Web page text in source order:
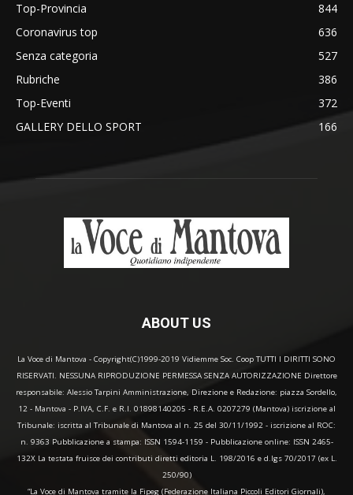
Top-Provincia
844
Coronavirus top
636
Senza categoria
527
Rubriche
386
Top-Eventi
372
GALLERY DELLO SPORT
166
ABOUT US
La Voce di Mantova - Copyright(C)1999-2019 Vidiemme Soc. Coop TUTTI I DIRITTI SONO
RISERVATI. NESSUNA RIPRODUZIONE PERMESSA SENZA AUTORIZZAZIONE Direttore
responsabile: Alessio Tarpini Amministrazione, Direzione e Redazione: piazza Sordello,
12 - Mantova - P.IVA, C.F. e R.I. 01898140205 - R.E.A. 0207279 (Mantova) iscrizione al
Tribunale: iscritta al Tribunale di Mantova al n. 25 del 30/11/1992 - iscrizione al ROC:
n. 9363 Pubblicazione a stampa: ISSN 1594-1159 - Pubblicazione online: ISSN 2465-
132X La testata fruisce dei contributi diretti editoria L. 198/2016 e d.lgs 70/2017 (ex L.
250/90)
“La Voce di Mantova tramite la Fipeg (Federazione Italiana Piccoli Editori Giornali),